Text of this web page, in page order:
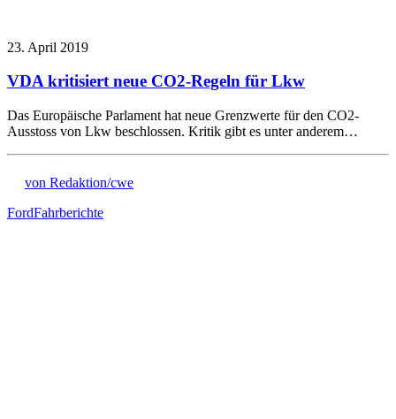
23. April 2019
VDA kritisiert neue CO2-Regeln für Lkw
Das Europäische Parlament hat neue Grenzwerte für den CO2-
Ausstoss von Lkw beschlossen. Kritik gibt es unter anderem…
von Redaktion/cwe
FordFahrberichte